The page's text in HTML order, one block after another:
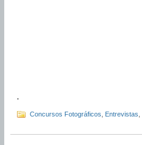
.
Concursos Fotográficos Entrevistas